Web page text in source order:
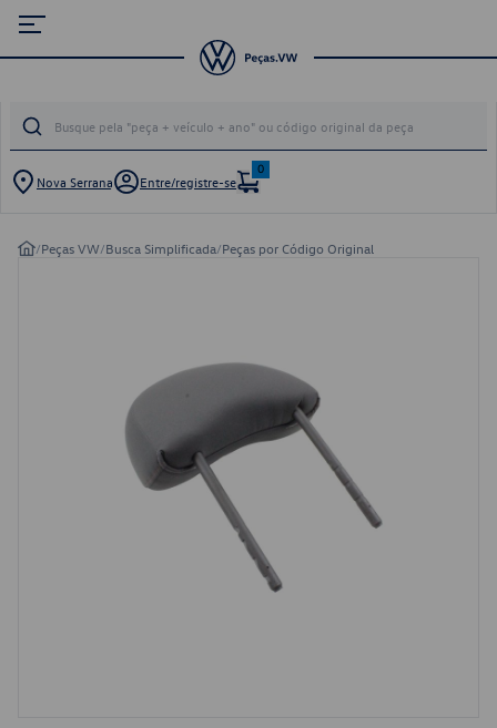
Nova Serrana Entre/registre-se
0
/Peças VW/Busca Simplificada/Peças por Código Original